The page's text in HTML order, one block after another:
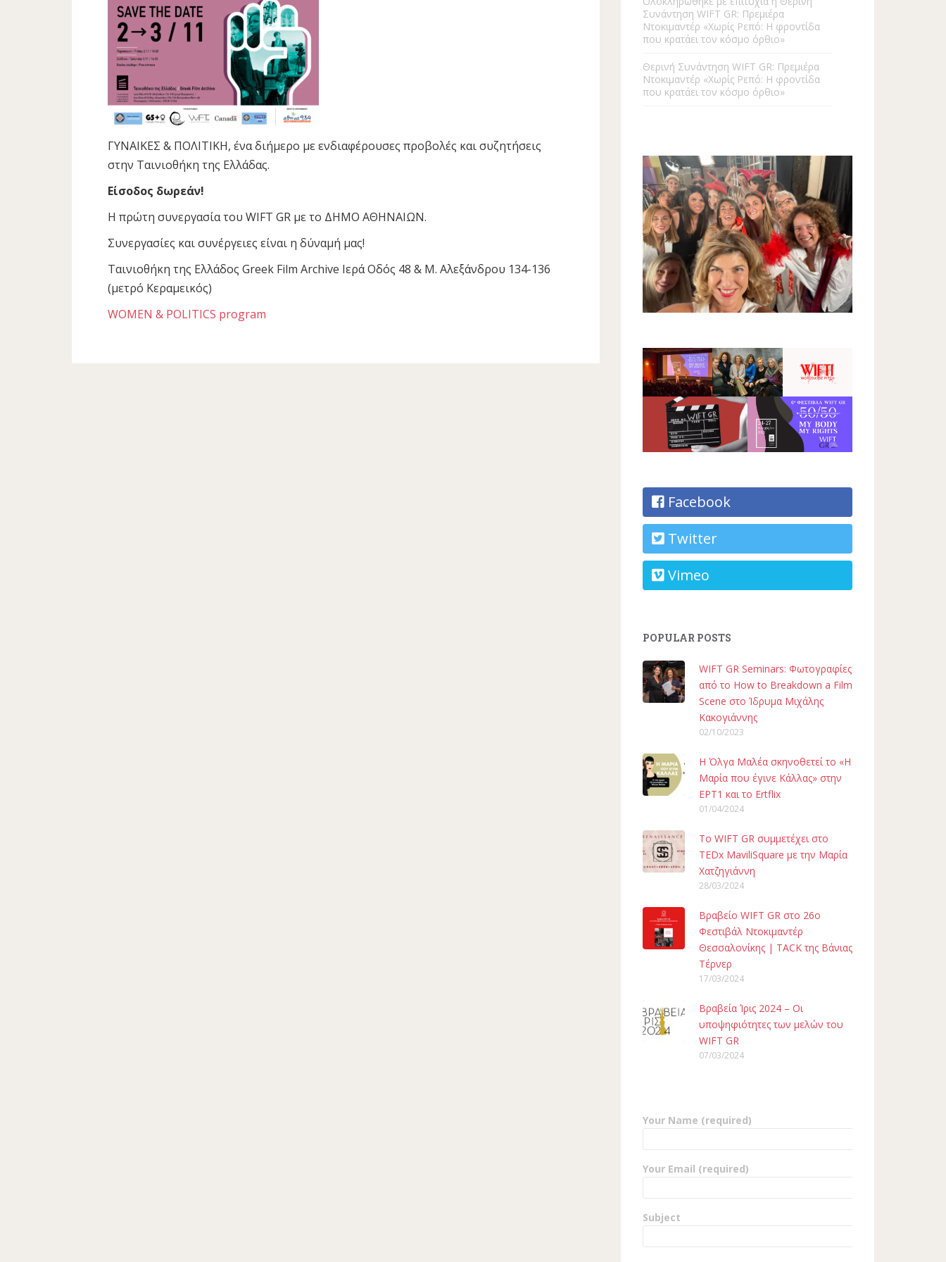
ΓΥΝΑΙΚΕΣ & ΠΟΛΙΤΙΚΗ, ένα διήμερο με ενδιαφέρουσες προβολές και συζητήσεις
στην Ταινιοθήκη της Ελλάδας.
Είσοδος δωρεάν!
Η πρώτη συνεργασία του WIFT GR με το ΔΗΜΟ ΑΘΗΝΑΙΩΝ.
Συνεργασίες και συνέργειες είναι η δύναμή μας!
Ταινιοθήκη της Ελλάδος Greek Film Archive Ιερά Οδός 48 & Μ. Αλεξάνδρου 134-136
(μετρό Κεραμεικός)
WOMEN & POLITICS program
Συνάντηση WIFT GR: Πρεμιέρα
Ντοκιμαντέρ «Χωρίς Ρεπό: Η φροντίδα
που κρατάει τον κόσμο όρθιο»
Θερινή Συνάντηση WIFT GR: Πρεμιέρα
Ντοκιμαντέρ «Χωρίς Ρεπό: Η φροντίδα
που κρατάει τον κόσμο όρθιο»
Facebook
Twitter
Vimeo
POPULAR POSTS
WIFT GR Seminars: Φωτογραφίες
από το How to Breakdown a Film
Scene στο Ίδρυμα Μιχάλης
Κακογιάννης
02/10/2023
H Όλγα Μαλέα σκηνοθετεί το «Η
Μαρία που έγινε Κάλλας» στην
ΕΡΤ1 και το Ertflix
01/04/2024
To WIFT GR συμμετέχει στο
TEDx MaviliSquare με την Μαρία
Χατζηγιάννη
28/03/2024
Βραβείο WIFT GR στο 26ο
Φεστιβάλ Ντοκιμαντέρ
Θεσσαλονίκης | TACK της Βάνιας
Τέρνερ
17/03/2024
Βραβεία Ίρις 2024 – Οι
υποψηφιότητες των μελών του
WIFT GR
07/03/2024
Your Name (required)
Your Email (required)
Subject